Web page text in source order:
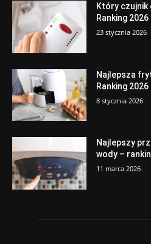
Który czujnik
Ranking 2026
23 stycznia 2026
Najlepsza
Ranking 2026
8 stycznia 2026
Najlepszy
wody –
11 marca 2026